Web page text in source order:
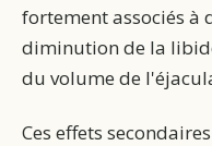
fortement associés à
diminution de la
du volume de
Ces effets